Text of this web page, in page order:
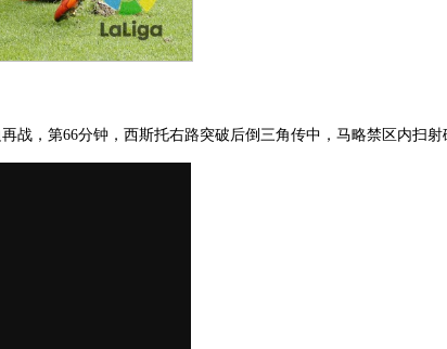
战，第66分钟，西斯托右路突破后倒三角传中，马略禁区内扫